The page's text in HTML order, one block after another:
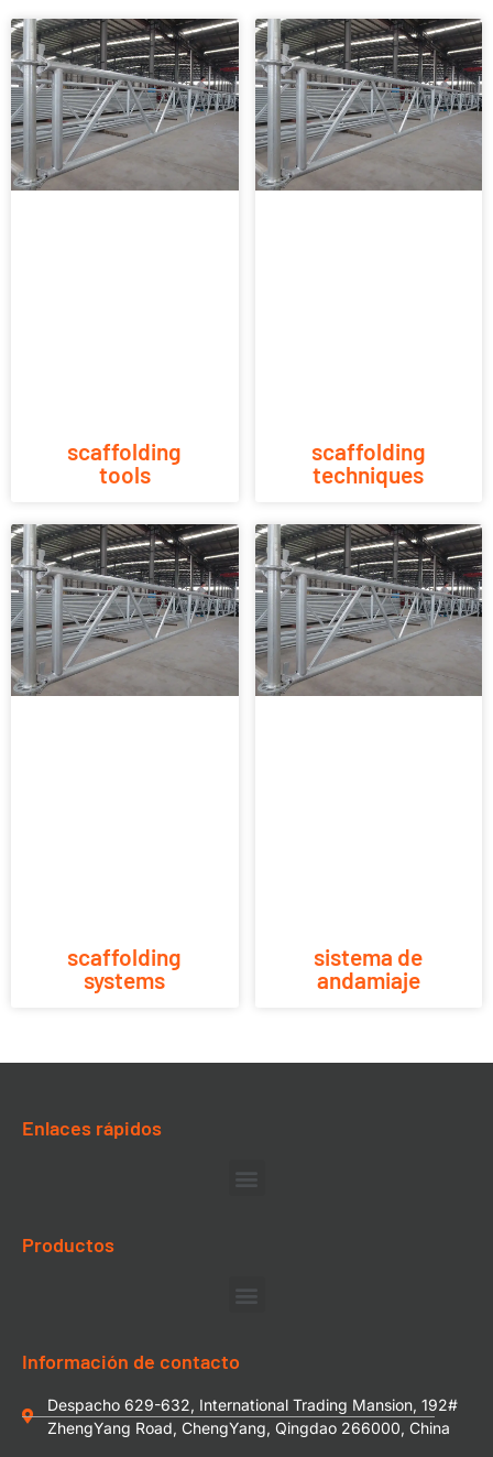
scaffolding
tools
scaffolding
techniques
scaffolding
systems
sistema de
andamiaje
Enlaces rápidos
Productos
Información de contacto
Despacho 629-632, International Trading Mansion, 192#
ZhengYang Road, ChengYang, Qingdao 266000, China